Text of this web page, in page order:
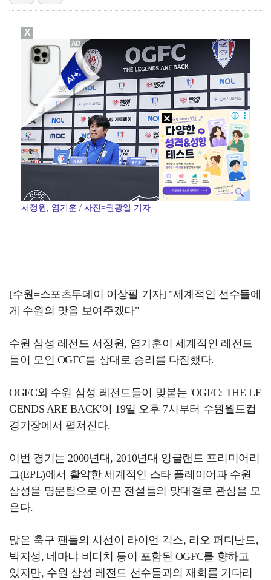
스윙스, 배우 도전하더니 마동석과 투샷 "마침내 만났다…
[ST포토] 장은수, KLPGA 첫 우승
[ST포토] 장은수, 선수들과 다함께
서정원, 염기훈 / 사진=권광일 기자
[수원=스포츠투데이 이상필 기자] "세계적인 선수들에
게 수원의 맛을 보여주겠다"
수원 삼성 레전드 서정원, 염기훈이 세계적인 레전드
들이 모인 OGFC를 상대로 승리를 다짐했다.
OGFC와 수원 삼성 레전드들이 맞붙는 'OGFC: THE LE
GENDS ARE BACK'이 19일 오후 7시부터 수원월드컵
경기장에서 펼쳐진다.
이번 경기는 2000년대, 2010년대 잉글랜드 프리미어리
그(EPL)에서 활약한 세계적인 스타 플레이어과 수원
삼성을 명문팀으로 이끈 전설들의 맞대결로 관심을 모
은다.
많은 축구 팬들의 시선이 라이언 긱스, 리오 퍼디난드,
박지성, 네마냐 비디치 등이 포함된 OGFC를 향하고
있지만, 수원 삼성 레전드 선수들과의 재회를 기다리
X